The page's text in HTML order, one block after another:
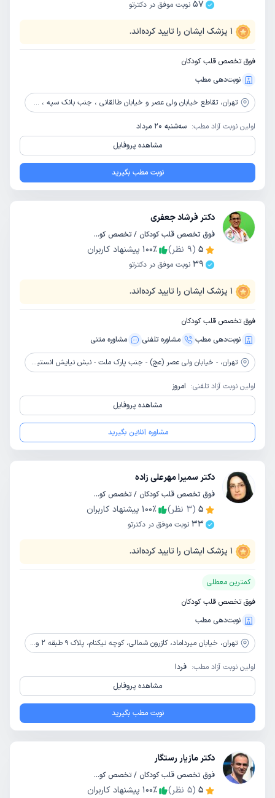
57 نوبت موفق در دکترتو
1 پزشک ایشان را تایید کرده‌اند.
فوق تخصص قلب کودکان
نوبت‌دهی مطب
تهران،تقاطع خیابان ولی عصر و خیابان طالقانی ، جنب بانک سپه ، شماره 31 ، پلاک 454، بیمارستان کودکان
اولین نوبت آزاد مطب: سه‌شنبه 20 مرداد
مشاهده پروفایل
نوبت مطب بگیرید
دکتر فرشاد جعفری
فوق تخصص قلب کودکان / تخصص کودکان و اطفال
5
(
9 نظر) 100٪
پیشنهاد کاربران
39 نوبت موفق در دکترتو
1 پزشک ایشان را تایید کرده‌اند.
فوق تخصص قلب کودکان
نوبت‌دهی مطب
مشاوره‌ تلفنی مشاوره‌ متنی
تهران، - خیابان ولی عصر (عج) - جنب پارک ملت - نبش نیایش انستیتو آموزشی، تحقیقاتی و درمانی قلب و عروق شهید رجایی
اولین نوبت آزاد تلفنی: امروز
مشاهده پروفایل
مشاوره آنلاین بگیرید
دکتر سمیرا مهرعلی زاده
فوق تخصص قلب کودکان / تخصص کودکان و اطفال
5
(
3 نظر) 100٪
پیشنهاد کاربران
33 نوبت موفق در دکترتو
1 پزشک ایشان را تایید کرده‌اند.
کمترین معطلی
فوق تخصص قلب کودکان
نوبت‌دهی مطب
تهران، خیابان میرداماد، کازرون شمالی، کوچه نیکنام، پلاک 9 طبقه 2 واحد 4
اولین نوبت آزاد مطب: فردا
مشاهده پروفایل
نوبت مطب بگیرید
دکتر مازیار رستگار
فوق تخصص قلب کودکان / تخصص کودکان و اطفال
5
(
5 نظر) 100٪
پیشنهاد کاربران